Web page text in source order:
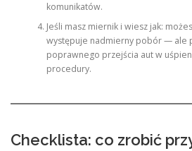
komunikatów.
Jeśli masz miernik i wiesz jak:
występuje nadmierny pobór — ale
poprawnego przejścia aut w
procedury.
Checklista: co zrobić